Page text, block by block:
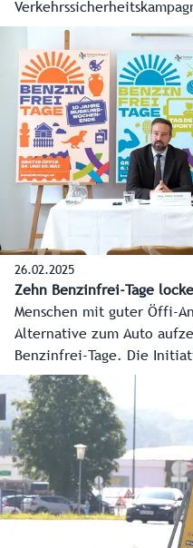
wird noch intensiver
geschaffen. Eine
Schattenfiguren
26.02.2025
Zehn Benzinfrei-Tage
Menschen mit guter Öffi-
Alternative zum Auto
Benzinfrei-Tage. Die
gerufen und hat im letzten
und Bahn gelockt. Um den
auszubauen, wird es zehn
anderem erstmalig auch